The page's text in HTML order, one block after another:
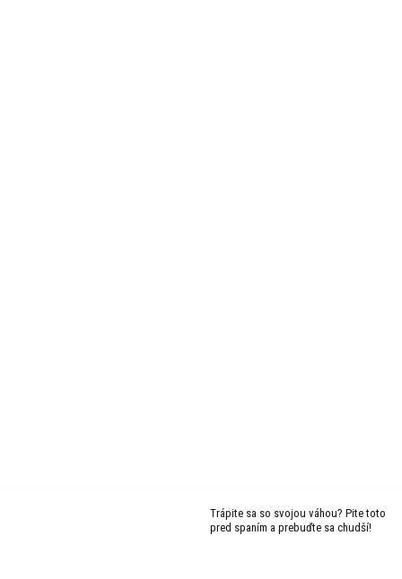
Trápite sa so svojou váhou? Pite toto
pred spaním a prebuďte sa chudší!